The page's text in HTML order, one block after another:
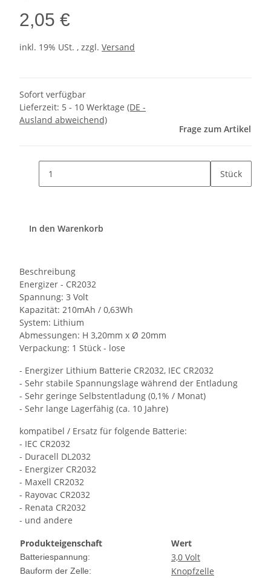
2,05 €
inkl. 19% USt. , zzgl. Versand
Sofort verfügbar
Lieferzeit: 5 - 10 Werktage (DE -
Ausland abweichend)
Frage zum Artikel
Stück
In den Warenkorb
Beschreibung
Energizer - CR2032
Spannung: 3 Volt
Kapazität: 210mAh / 0,63Wh
System: Lithium
Abmessungen: H 3,20mm x Ø 20mm
Verpackung: 1 Stück - lose
- Energizer Lithium Batterie CR2032, IEC CR2032
- Sehr stabile Spannungslage während der Entladung
- Sehr geringe Selbstentladung (0,1% / Monat)
- Sehr lange Lagerfähig (ca. 10 Jahre)
kompatibel / Ersatz für folgende Batterie:
- IEC CR2032
- Duracell DL2032
- Energizer CR2032
- Maxell CR2032
- Rayovac CR2032
- Renata CR2032
- und andere
Produkteigenschaft
Wert
Batteriespannung: 3,0 Volt
Bauform der Zelle: Knopfzelle